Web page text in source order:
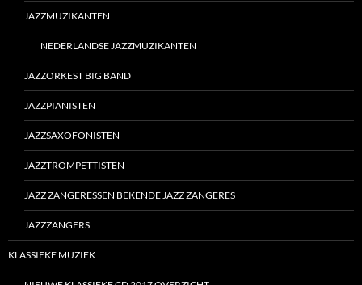
JAZZMUZIKANTEN
NEDERLANDSE JAZZMUZIKANTEN
JAZZORKEST BIG BAND
JAZZPIANISTEN
JAZZSAXOFONISTEN
JAZZTROMPETTISTEN
JAZZ ZANGERESSEN BEKENDE JAZZ ZANGERES
JAZZZANGERS
KLASSIEKE MUZIEK